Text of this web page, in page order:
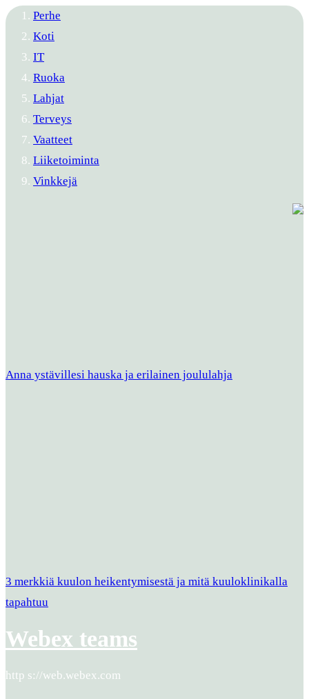
Perhe
Koti
IT
Ruoka
Lahjat
Terveys
Vaatteet
Liiketoiminta
Vinkkejä
Anna ystävillesi hauska ja erilainen joululahja
3 merkkiä kuulon heikentymisestä ja mitä kuuloklinikalla
tapahtuu
Webex teams
http s://web.webex.com